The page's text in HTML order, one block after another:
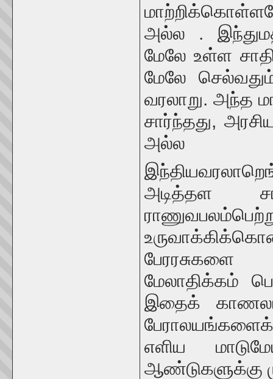
அல்ல .
மேலே உள்ள
மேலே
வரலாறு. அந்த
சார்ந்தது,
அல்ல
அடித்தள
பேரரசுகளை
மேலாதிக்கம்
இதைக்
எளிய
ஆண்டுகளுக்கு